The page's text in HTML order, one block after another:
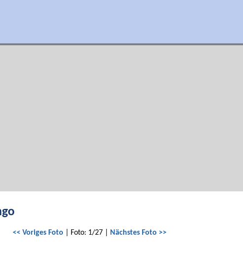
<< Voriges Foto | Foto: 1/27 | Nächstes Foto >>